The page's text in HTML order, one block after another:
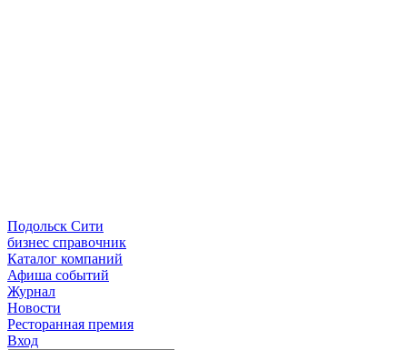
Подольск Сити
бизнес справочник
Каталог компаний
Афиша событий
Журнал
Новости
Ресторанная премия
Вход